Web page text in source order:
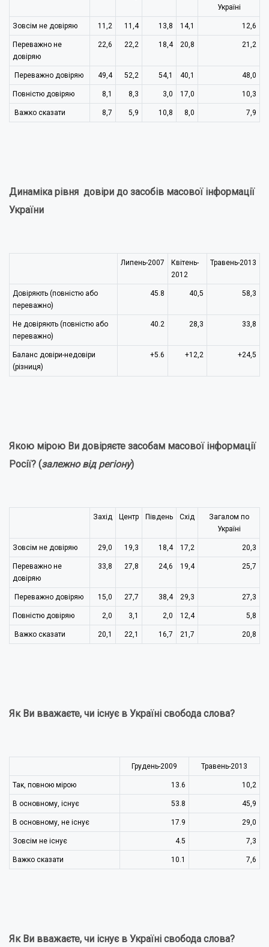
Україні
Зовсім не довіряю 11,2 11,4 13,8 14,1 12,6
Переважно не
довіряю
22,6 22,2 18,4 20,8 21,2
Переважно довіряю 49,4 52,2 54,1 40,1 48,0
Повністю довіряю 8,1 8,3 3,0 17,0 10,3
Важко сказати 8,7 5,9 10,8 8,0 7,9
Динаміка рівня довіри до засобів масової інформації
України
Липень-2007
Квітень-
2012
Травень-2013
Довіряють (повністю або
переважно)
45.8 40,5 58,3
Не довіряють (повністю або
переважно)
40.2 28,3 33,8
Баланс довіри-недовіри
(різниця)
+5.6 +12,2 +24,5
Якою мірою Ви довіряєте засобам масової інформації
Росії? (залежно від регіону)
Захід Центр Південь Схід
Загалом по
Україні
Зовсім не довіряю 29,0 19,3 18,4 17,2 20,3
Переважно не
довіряю
33,8 27,8 24,6 19,4 25,7
Переважно довіряю 15,0 27,7 38,4 29,3 27,3
Повністю довіряю 2,0 3,1 2,0 12,4 5,8
Важко сказати 20,1 22,1 16,7 21,7 20,8
Як Ви вважаєте, чи існує в Україні свобода слова?
Грудень-2009 Травень-2013
Так, повною мірою 13.6 10,2
В основному, існує 53.8 45,9
В основному, не існує 17.9 29,0
Зовсім не існує 4.5 7,3
Важко сказати 10.1 7,6
Як Ви вважаєте, чи існує в Україні свобода слова?